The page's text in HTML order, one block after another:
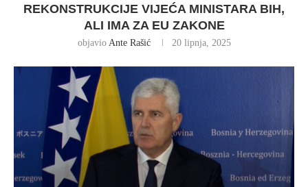
REKONSTRUKCIJE VIJEĆA MINISTARA BIH,
ALI IMA ZA EU ZAKONE
objavio Ante Rašić 20 lipnja, 2025